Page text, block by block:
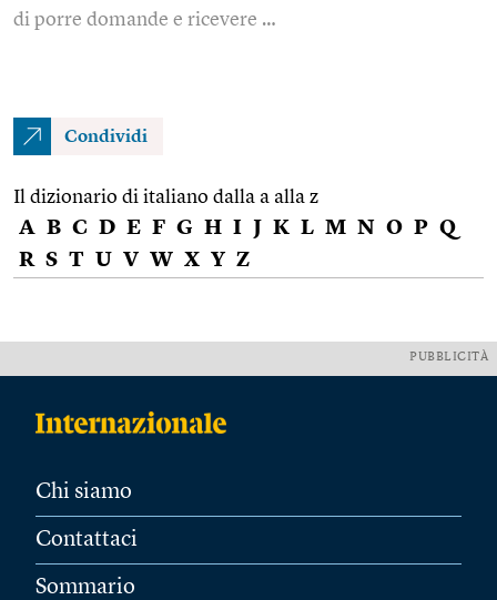
di porre domande e ricevere …
Condividi
Il dizionario di italiano dalla a alla z
A B C D E F G H I J K L M N O P Q
R S T U V W X Y Z
PUBBLICITÀ
Chi siamo
Contattaci
Sommario